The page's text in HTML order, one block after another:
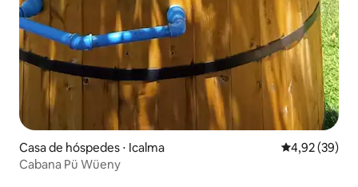
Casa de hóspedes ⋅ Icalma 4,92 de uma
4,92 (39)
Cabana Pü Wüeny